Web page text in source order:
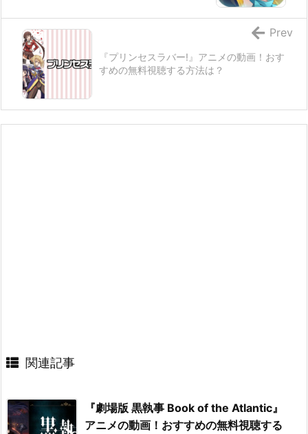
『プリンセスラバー!』アニメの動画！おす
すめの無料視聴する方法は？
Prev
関連記事
『劇場版 黒執事 Book of the Atlantic』
アニメの動画！おすすめの無料視聴する